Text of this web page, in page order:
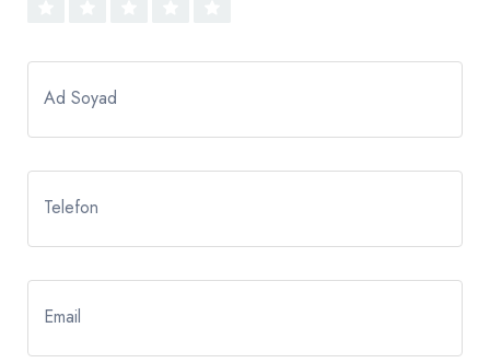
Ad Soyad
Telefon
Email